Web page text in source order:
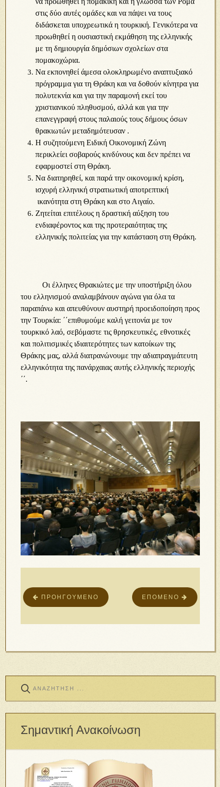
στις δύο αυτές ομάδες και να πάψει να τους
διδάσκεται υποχρεωτικά η τουρκική. Γενικότερα να
προωθηθεί η ουσιαστική εκμάθηση της ελληνικής
με τη δημιουργία δημόσιων σχολείων στα
πομακοχώρια.
Να εκπονηθεί άμεσα ολοκληρωμένο αναπτυξιακό
πρόγραμμα για τη Θράκη και να δοθούν κίνητρα για
πολυτεκνία και για την παραμονή εκεί του
χριστιανικού πληθυσμού, αλλά και για την
επανεγγραφή στους παλαιούς τους δήμους όσων
θρακιωτών μεταδημότευσαν .
Η συζητούμενη Ειδική Οικονομική Ζώνη
περικλείει σοβαρούς κινδύνους και δεν πρέπει να
εφαρμοστεί στη Θράκη.
Να διατηρηθεί, και παρά την οικονομική κρίση,
ισχυρή ελληνική στρατιωτική αποτρεπτική
ικανότητα στη Θράκη και στο Αιγαίο.
Ζητείται επιτέλους η δραστική αύξηση του
ενδιαφέροντος και της προτεραιότητας της
ελληνικής πολιτείας για την κατάσταση στη Θράκη.
Οι έλληνες Θρακιώτες με την υποστήριξη όλου
του ελληνισμού αναλαμβάνουν αγώνα για όλα τα
παραπάνω και απευθύνουν αυστηρή προειδοποίηση προς
την Τουρκία: ΄΄επιθυμούμε καλή γειτονία με τον
τουρκικό λαό, σεβόμαστε τις θρησκευτικές, εθνοτικές
και πολιτισμικές ιδιαιτερότητες των κατοίκων της
Θράκης μας, αλλά διατρανώνουμε την αδιαπραγμάτευτη
ελληνικότητα της πανάρχαιας αυτής ελληνικής περιοχής
΄΄.
ΕΠΌΜΕΝΟ
ΠΡΟΗΓΟΎΜΕΝΟ
Σημαντική Ανακοίνωση